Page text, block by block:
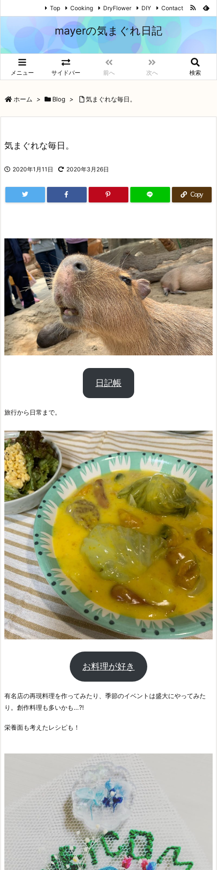
mayerの気まぐれ日記
メニュー サイドバー 前へ 次へ 検索
Top Cooking DryFlower DIY Contact
ホーム > Blog > 気まぐれな毎日。
気まぐれな毎日。
2020年1月11日 2020年3月26日
Copy
日記帳
旅行から日常まで。
お料理が好き
有名店の再現料理を作ってみたり、季節のイベントは盛大にやってみた
り。創作料理も多いかも…⁈
栄養面も考えたレシピも！